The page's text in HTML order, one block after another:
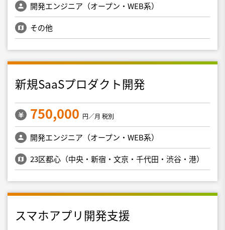
開発エンジニア（オープン・WEB系）
その他
新規SaaSプロダクト開発
750,000 円／月 税別
開発エンジニア（オープン・WEB系）
23区都心（中央・新宿・文京・千代田・渋谷・港）
スマホアプリ開発支援